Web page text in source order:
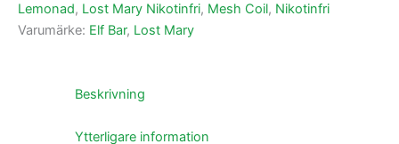
Lemonad, Lost Mary Nikotinfri, Mesh Coil, Nikotinfri
Varumärke: Elf Bar, Lost Mary
Beskrivning
Ytterligare information